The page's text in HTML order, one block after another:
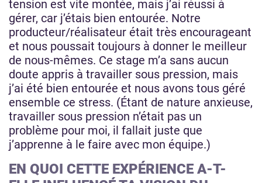
tension est vite montée, mais j’ai réussi à
gérer, car j’étais bien entourée. Notre
producteur/réalisateur était très encourageant
et nous poussait toujours à donner le meilleur
de nous-mêmes. Ce stage m’a sans aucun
doute appris à travailler sous pression, mais
j’ai été bien entourée et nous avons tous géré
ensemble ce stress. (Étant de nature anxieuse,
travailler sous pression n’était pas un
problème pour moi, il fallait juste que
j’apprenne à le faire avec mon équipe.)
EN QUOI CETTE EXPÉRIENCE A-T-